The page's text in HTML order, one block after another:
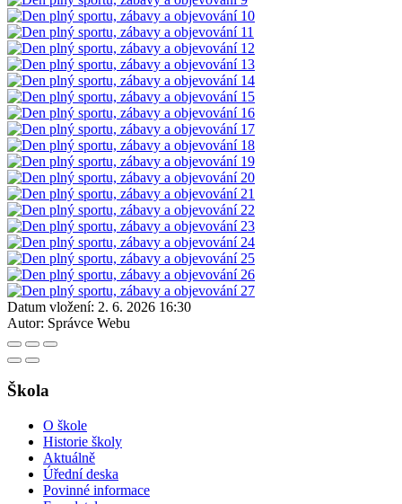
Datum vložení: 2. 6. 2026 16:30
Autor: Správce Webu
Škola
O škole
Historie školy
Aktuálně
Úřední deska
Povinné informace